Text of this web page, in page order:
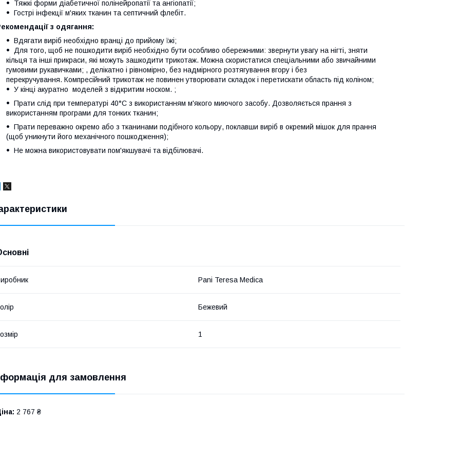
Тяжкі форми діабетичної полінейропатії та ангіопатії;
Гострі інфекції м'яких тканин та септичний флебіт.
з одягання:
Вдягати виріб необхідно вранці до прийому їжі;
Для того, щоб не пошкодити виріб необхідно бути особливо обережними: звернути увагу на нігті, зняти
кільця та інші прикраси, які можуть зашкодити трикотаж. Можна скористатися спеціальними або звичайними
гумовими рукавичками; , делікатно і рівномірно, без надмірного розтягування вгору і без
перекручування. Компресійний трикотаж не повинен утворювати складок і перетискати область під коліном;
У кінці акуратно моделей з відкритим носком. ;
Прати слід при температурі 40°С з використанням м'якого миючого засобу. Дозволяється прання з
використанням програми для тонких тканин;
Прати переважно окремо або з тканинами подібного кольору, поклавши виріб в окремий мішок для прання
(щоб уникнути його механічного пошкодження);
Не можна використовувати пом'якшувачі та відбілювачі.
Pani Teresa Medica
Бежевий
1
для замовлення
2 767 ₴